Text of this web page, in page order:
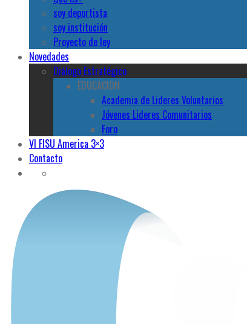
soy deportista
soy institución
Proyecto de ley
Novedades
Diálogo Estratégico
EDUCACION
Academia de Lideres Voluntarios
Jóvenes Lideres Comunitarios
Foro
VI FISU America 3×3
Contacto